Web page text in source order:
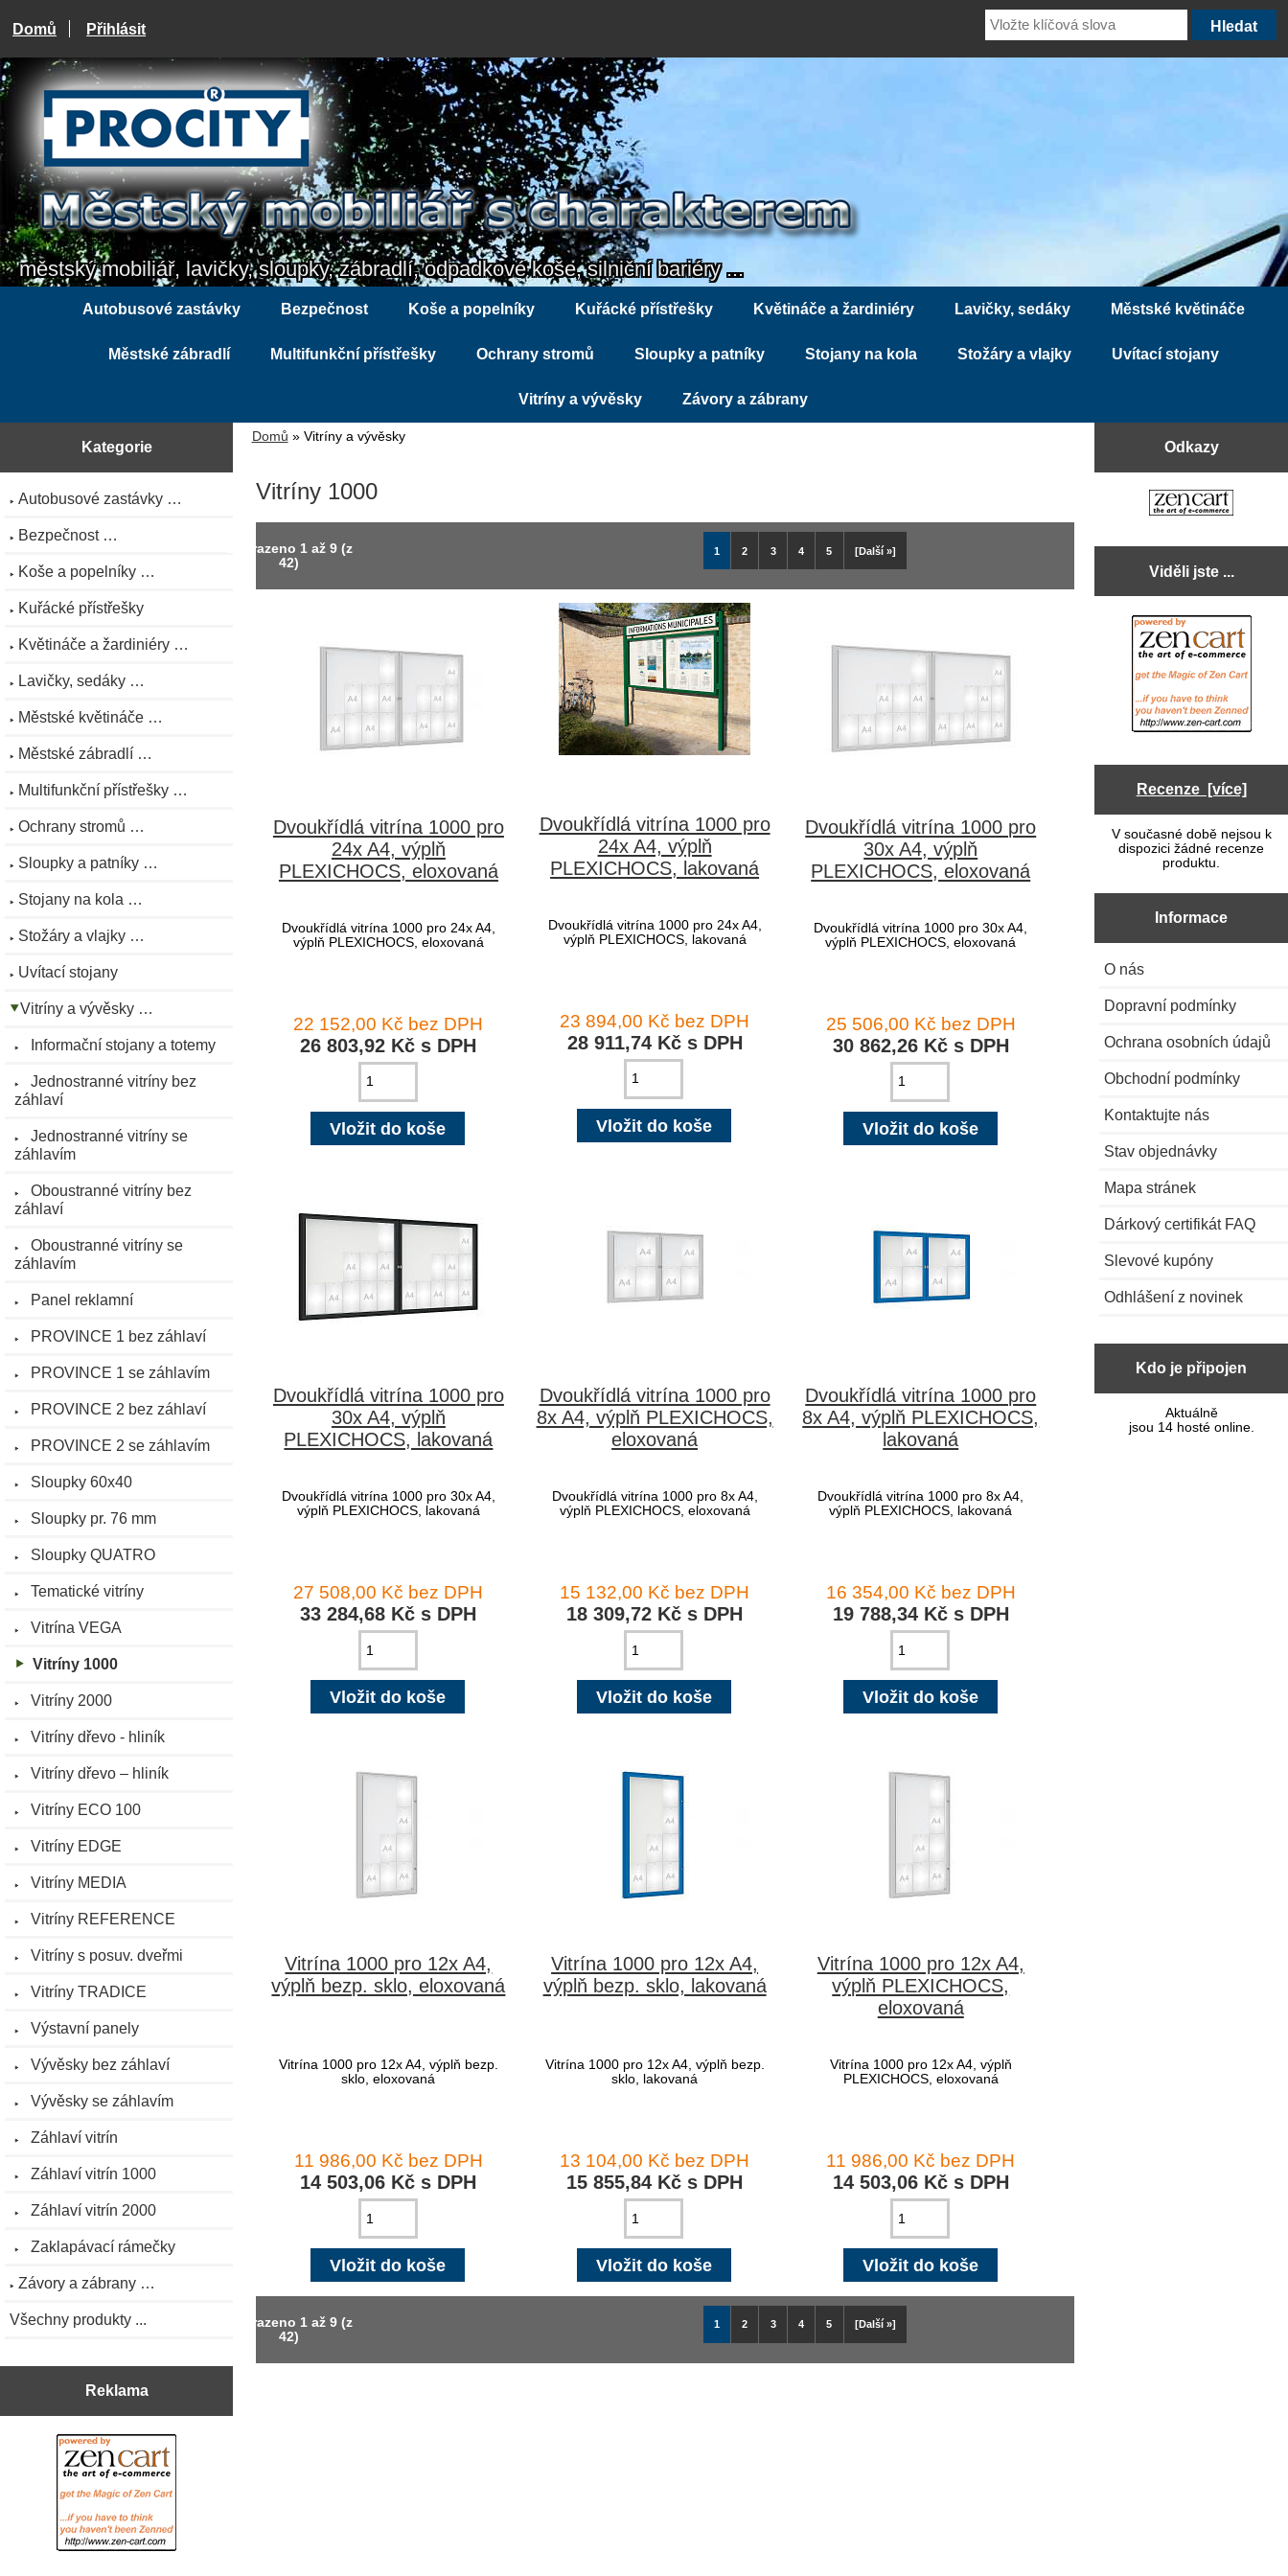
Domů Přihlásit
městský mobiliář, lavičky, sloupky, zábradlí, odpadkové koše, silniční bariéry ...
Autobusové zastávky Bezpečnost Koše a popelníky Kuřácké přístřešky Květináče a žardiniéry Lavičky, sedáky Městské květináče
Městské zábradlí Multifunkční přístřešky Ochrany stromů Sloupky a patníky Stojany na kola Stožáry a vlajky Uvítací stojany
Vitríny a vývěsky Závory a zábrany
Kategorie
Autobusové zastávky …
Bezpečnost …
Koše a popelníky …
Kuřácké přístřešky
Květináče a žardiniéry …
Lavičky, sedáky …
Městské květináče …
Městské zábradlí …
Multifunkční přístřešky …
Ochrany stromů …
Sloupky a patníky …
Stojany na kola …
Stožáry a vlajky …
Uvítací stojany
Vitríny a vývěsky …
Informační stojany a totemy
Jednostranné vitríny bez
záhlaví
Jednostranné vitríny se
záhlavím
Oboustranné vitríny bez
záhlaví
Oboustranné vitríny se
záhlavím
Panel reklamní
PROVINCE 1 bez záhlaví
PROVINCE 1 se záhlavím
PROVINCE 2 bez záhlaví
PROVINCE 2 se záhlavím
Sloupky 60x40
Sloupky pr. 76 mm
Sloupky QUATRO
Tematické vitríny
Vitrína VEGA
Vitríny 1000
Vitríny 2000
Vitríny dřevo - hliník
Vitríny dřevo – hliník
Vitríny ECO 100
Vitríny EDGE
Vitríny MEDIA
Vitríny REFERENCE
Vitríny s posuv. dveřmi
Vitríny TRADICE
Výstavní panely
Vývěsky bez záhlaví
Vývěsky se záhlavím
Záhlaví vitrín
Záhlaví vitrín 1000
Záhlaví vitrín 2000
Zaklapávací rámečky
Závory a zábrany …
Všechny produkty ...
Reklama
Domů » Vitríny a vývěsky
Vitríny 1000
1 2 3 4 5 [Další »]
Zobrazeno 1až 9(z
42)
Dvoukřídlá vitrína 1000 pro
24x A4, výplň
PLEXICHOCS, eloxovaná
Dvoukřídlá vitrína 1000 pro 24x A4,
výplň PLEXICHOCS, eloxovaná
22 152,00 Kč bez DPH
26 803,92 Kč s DPH
Dvoukřídlá vitrína 1000 pro
24x A4, výplň
PLEXICHOCS, lakovaná
Dvoukřídlá vitrína 1000 pro 24x A4,
výplň PLEXICHOCS, lakovaná
23 894,00 Kč bez DPH
28 911,74 Kč s DPH
Dvoukřídlá vitrína 1000 pro
30x A4, výplň
PLEXICHOCS, eloxovaná
Dvoukřídlá vitrína 1000 pro 30x A4,
výplň PLEXICHOCS, eloxovaná
25 506,00 Kč bez DPH
30 862,26 Kč s DPH
Dvoukřídlá vitrína 1000 pro
30x A4, výplň
PLEXICHOCS, lakovaná
Dvoukřídlá vitrína 1000 pro 30x A4,
výplň PLEXICHOCS, lakovaná
27 508,00 Kč bez DPH
33 284,68 Kč s DPH
Dvoukřídlá vitrína 1000 pro
8x A4, výplň PLEXICHOCS,
eloxovaná
Dvoukřídlá vitrína 1000 pro 8x A4,
výplň PLEXICHOCS, eloxovaná
15 132,00 Kč bez DPH
18 309,72 Kč s DPH
Dvoukřídlá vitrína 1000 pro
8x A4, výplň PLEXICHOCS,
lakovaná
Dvoukřídlá vitrína 1000 pro 8x A4,
výplň PLEXICHOCS, lakovaná
16 354,00 Kč bez DPH
19 788,34 Kč s DPH
Vitrína 1000 pro 12x A4,
výplň bezp. sklo, eloxovaná
Vitrína 1000 pro 12x A4, výplň bezp.
sklo, eloxovaná
11 986,00 Kč bez DPH
14 503,06 Kč s DPH
Vitrína 1000 pro 12x A4,
výplň bezp. sklo, lakovaná
Vitrína 1000 pro 12x A4, výplň bezp.
sklo, lakovaná
13 104,00 Kč bez DPH
15 855,84 Kč s DPH
Vitrína 1000 pro 12x A4,
výplň PLEXICHOCS,
eloxovaná
Vitrína 1000 pro 12x A4, výplň
PLEXICHOCS, eloxovaná
11 986,00 Kč bez DPH
14 503,06 Kč s DPH
1 2 3 4 5 [Další »]
Zobrazeno 1až 9(z
42)
Odkazy
Viděli jste ...
Recenze [více]
V současné době nejsou k
dispozici žádné recenze
produktu.
Informace
O nás
Dopravní podmínky
Ochrana osobních údajů
Obchodní podmínky
Kontaktujte nás
Stav objednávky
Mapa stránek
Dárkový certifikát FAQ
Slevové kupóny
Odhlášení z novinek
Kdo je připojen
Aktuálně
jsou 14 hosté online.